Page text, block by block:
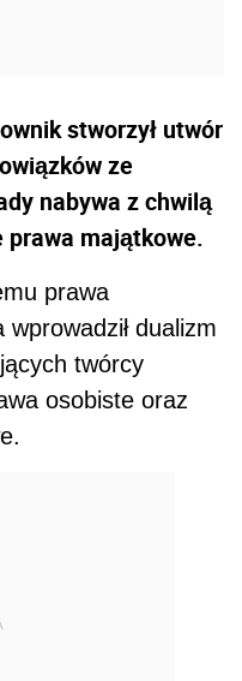
stworzył utwór
ze
nabywa z chwilą
majątkowe.
prawa
dualizm
twórcy
osobiste oraz